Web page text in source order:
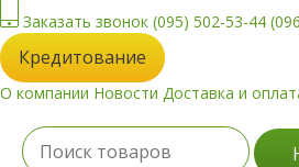
Заказать звонок (095) 502-53-44
Кредитование
О компании Новости Доставка и